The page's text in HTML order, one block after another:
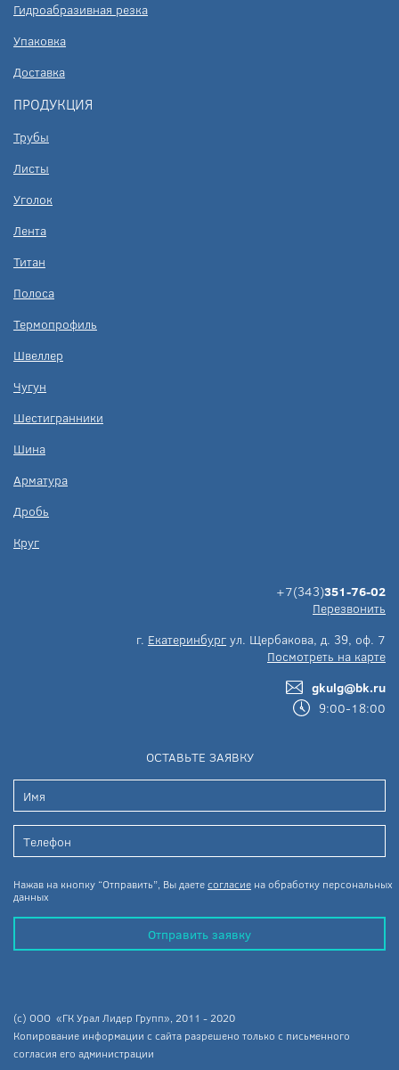
Гидроабразивная резка
Упаковка
Доставка
ПРОДУКЦИЯ
Трубы
Листы
Уголок
Лента
Титан
Полоса
Термопрофиль
Швеллер
Чугун
Шестигранники
Шина
Арматура
Дробь
Круг
+7(343)351-76-02
Перезвонить
г. Екатеринбург ул. Щербакова, д. 39, оф. 7
Посмотреть на карте
gkulg@bk.ru
9:00-18:00
ОСТАВЬТЕ ЗАЯВКУ
Нажав на кнопку “Отправить”, Вы даетесогласие на обработку персональных
данных
Отправить заявку
(c) ООО «ГК Урал Лидер Групп», 2011 - 2020
Копирование информации с сайта разрешено только с письменного
согласия его администрации